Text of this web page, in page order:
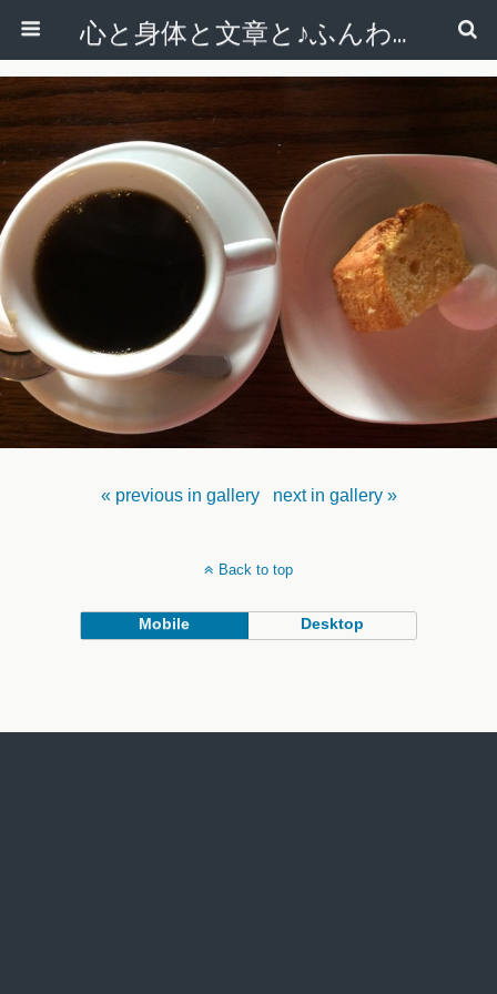
心と身体と文章と♪ふんわりシンプルライフ講座 【西宮・宝塚】
« previous in gallery next in gallery »
Back to top
Mobile Desktop